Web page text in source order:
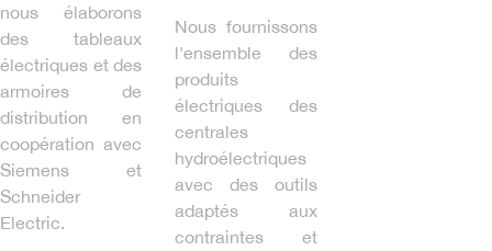
nous élaborons
des tableaux
électriques et des
armoires de
distribution en
coopération avec
Siemens et
Schneider
Electric.
Nous fournissons
l'ensemble des
produits
électriques des
centrales
hydroélectriques
avec des outils
adaptés aux
contraintes et